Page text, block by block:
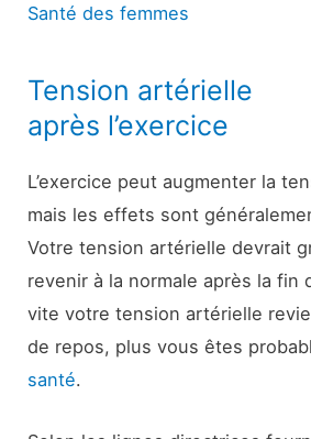
Santé des femmes
Tension artérielle
après l’exercice
L’exercice peut augmenter la
mais les effets sont
Votre tension artérielle devrait
revenir à la normale après la fin
vite votre tension artérielle
de repos, plus vous êtes
santé.